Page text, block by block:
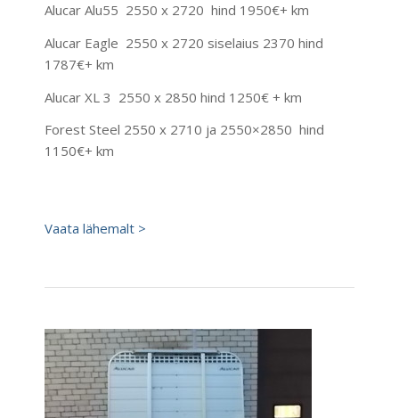
Alucar Alu55 2550 x 2720 hind 1950€+ km
Alucar Eagle 2550 x 2720 siselaius 2370 hind
1787€+ km
Alucar XL 3 2550 x 2850 hind 1250€ + km
Forest Steel 2550 x 2710 ja 2550×2850 hind
1150€+ km
Vaata lähemalt >